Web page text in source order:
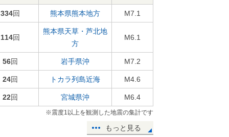
334回 熊本県熊本地方 M7.1
114回
熊本県天草・芦北地
方
M6.1
56回 岩手県沖 M7.2
24回 トカラ列島近海 M4.6
22回 宮城県沖 M6.4
※震度1以上を観測した地震の集計です
もっと見る